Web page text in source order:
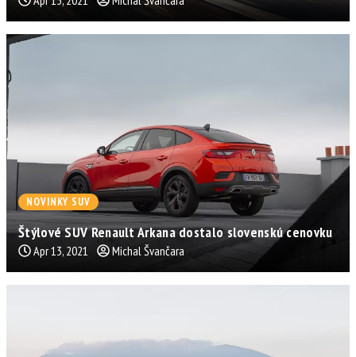
NOVINKY SUV
Štýlové SUV Renault Arkana dostalo slovenskú cenovku
Apr 13, 2021 Michal Švančara